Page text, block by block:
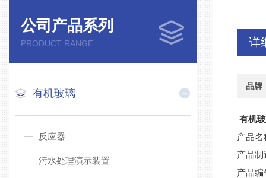
公司产品系列
PRODUCT RANGE
有机玻璃
反应器
污水处理演示装置
详
品牌
有机
产品
产品
产品编